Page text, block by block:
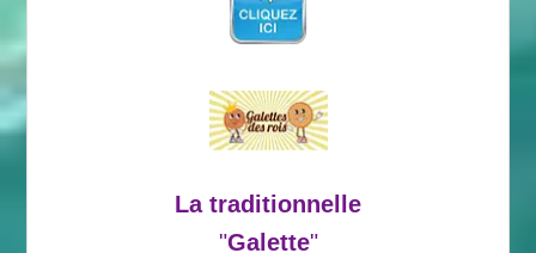
La traditionnelle
"Galette"